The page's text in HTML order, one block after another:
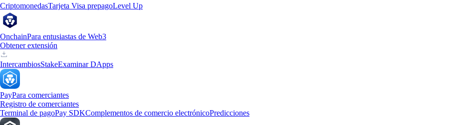
CriptomonedasTarjeta Visa prepagoLevel Up
OnchainPara entusiastas de Web3
Obtener extensión
IntercambiosStakeExaminar DApps
PayPara comerciantes
Registro de comerciantes
Terminal de pagoPay SDKComplementos de comercio electrónicoPredicciones